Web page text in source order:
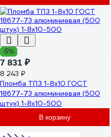
-5%
7 831 ₽
8 243 ₽
Пломба ТПЗ 1-8x10 ГОСТ
18677-73 алюминиевая (500
штук) 1-8х10-500
В корзину